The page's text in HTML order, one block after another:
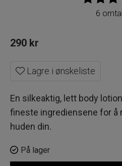
6
290 kr
Lagre i ønskeliste
En silkeaktig, lett body
fineste ingrediensene for
huden din.
På lager